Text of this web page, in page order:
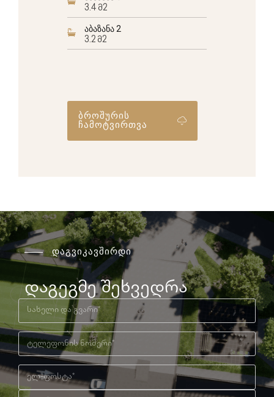
3.4 მ2
აბაზანა 2
3.2 მ2
ბროშურის
ჩამოტვირთვა
დაგვიკავშირდი
დაგეგმე შეხვედრა